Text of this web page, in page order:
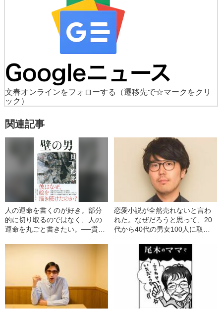
文春オンラインをフォローする
（遷移先で☆マークをクリ
ック）
関連記事
人の運命を書くのが好き。部分
的に切り取るのではなく、人の
運命を丸ごと書きたい。──貫井
恋愛小説が全然売れないと言わ
れた。なぜだろうと思って、20
代から40代の男女100人に取材
していなかった。──川村元気